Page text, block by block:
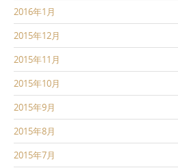
2016年1月
2015年12月
2015年11月
2015年10月
2015年9月
2015年8月
2015年7月